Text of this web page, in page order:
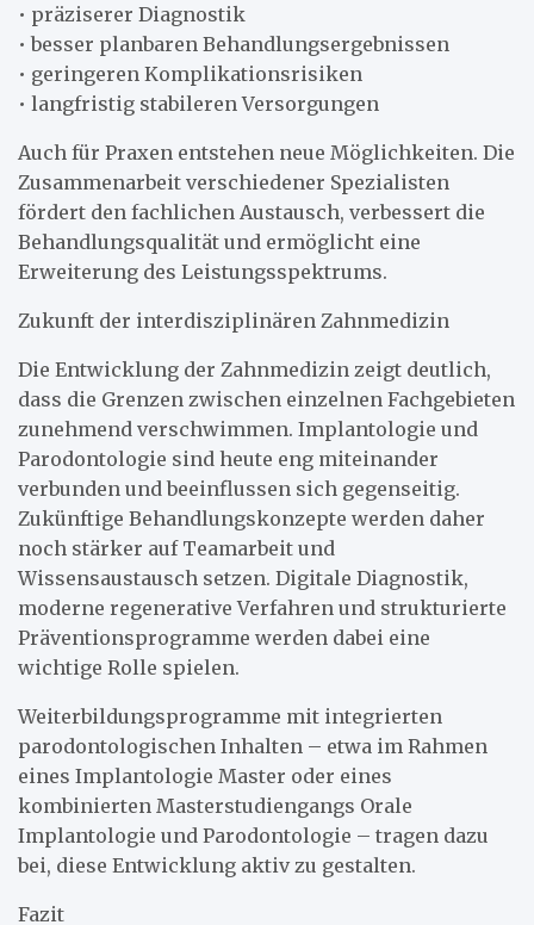
• präziserer Diagnostik
• besser planbaren Behandlungsergebnissen
• geringeren Komplikationsrisiken
• langfristig stabileren Versorgungen
Auch für Praxen entstehen neue Möglichkeiten. Die
Zusammenarbeit verschiedener Spezialisten
fördert den fachlichen Austausch, verbessert die
Behandlungsqualität und ermöglicht eine
Erweiterung des Leistungsspektrums.
Zukunft der interdisziplinären Zahnmedizin
Die Entwicklung der Zahnmedizin zeigt deutlich,
dass die Grenzen zwischen einzelnen Fachgebieten
zunehmend verschwimmen. Implantologie und
Parodontologie sind heute eng miteinander
verbunden und beeinflussen sich gegenseitig.
Zukünftige Behandlungskonzepte werden daher
noch stärker auf Teamarbeit und
Wissensaustausch setzen. Digitale Diagnostik,
moderne regenerative Verfahren und strukturierte
Präventionsprogramme werden dabei eine
wichtige Rolle spielen.
Weiterbildungsprogramme mit integrierten
parodontologischen Inhalten – etwa im Rahmen
eines Implantologie Master oder eines
kombinierten Masterstudiengangs Orale
Implantologie und Parodontologie – tragen dazu
bei, diese Entwicklung aktiv zu gestalten.
Fazit